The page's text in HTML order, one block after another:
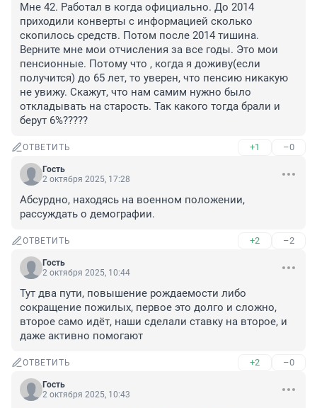
Мне 42. Работал в когда официально. До 2014
приходили конверты с информацией сколько
скопилось средств. Потом после 2014 тишина.
Верните мне мои отчисления за все годы. Это мои
пенсионные. Потому что , когда я доживу(если
получится) до 65 лет, то уверен, что пенсию никакую
не увижу. Скажут, что нам самим нужно было
откладывать на старость. Так какого тогда брали и
берут 6%?????
ОТВЕТИТЬ +1 –0
Гость
2 октября 2025, 17:28
Абсурдно, находясь на военном положении,
рассуждать о демографии.
ОТВЕТИТЬ +2 –2
Гость
2 октября 2025, 10:44
Тут два пути, повышение рождаемости либо
сокращение пожилых, первое это долго и сложно,
второе само идёт, наши сделали ставку на второе, и
даже активно помогают
ОТВЕТИТЬ +2 –0
Гость
2 октября 2025, 10:43